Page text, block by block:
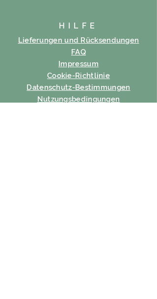
HILFE
Lieferungen und Rücksendungen
FAQ
Impressum
Cookie-Richtlinie
Datenschutz-Bestimmungen
Nutzungsbedingungen